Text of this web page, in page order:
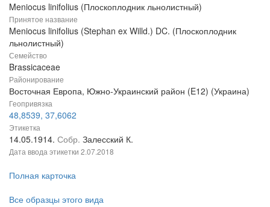
Meniocus linifolius (Плоскоплодник льнолистный)
Принятое название
Meniocus linifolius (Stephan ex Willd.) DC. (Плоскоплодник
льнолистный)
Семейство
Brassicaceae
Районирование
Восточная Европа, Южно-Украинский район (E12) (Украина)
Геопривязка
48,8539, 37,6062
Этикетка
14.05.1914. Собр. Залесский К.
Дата ввода этикетки 2.07.2018
Полная карточка
Все образцы этого вида